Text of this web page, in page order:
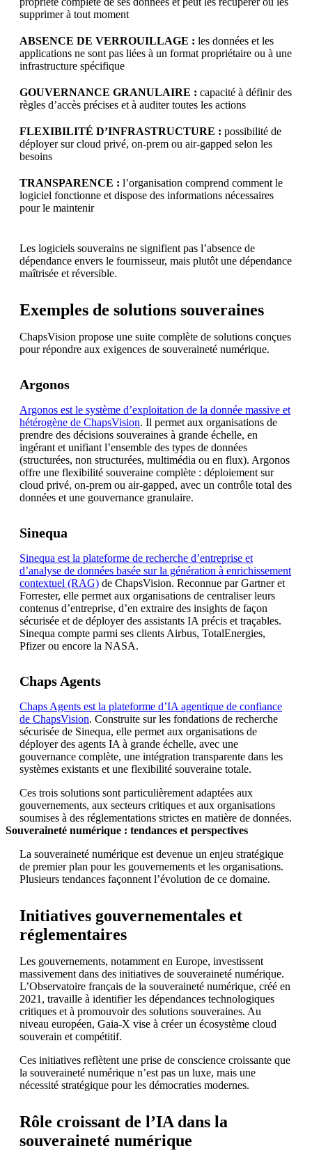
supprimer à tout moment
ABSENCE DE VERROUILLAGE : les données et les
applications ne sont pas liées à un format propriétaire ou à une
infrastructure spécifique
GOUVERNANCE GRANULAIRE : capacité à définir des
règles d’accès précises et à auditer toutes les actions
FLEXIBILITÉ D’INFRASTRUCTURE : possibilité de
déployer sur cloud privé, on-prem ou air-gapped selon les
besoins
TRANSPARENCE : l’organisation comprend comment le
logiciel fonctionne et dispose des informations nécessaires
pour le maintenir
Les logiciels souverains ne signifient pas l’absence de
dépendance envers le fournisseur, mais plutôt une dépendance
maîtrisée et réversible.
Exemples de solutions souveraines
ChapsVision propose une suite complète de solutions conçues
pour répondre aux exigences de souveraineté numérique.
Argonos
Argonos est le système d’exploitation de la donnée massive et
hétérogène de ChapsVision. Il permet aux organisations de
prendre des décisions souveraines à grande échelle, en
ingérant et unifiant l’ensemble des types de données
(structurées, non structurées, multimédia ou en flux). Argonos
offre une flexibilité souveraine complète : déploiement sur
cloud privé, on-prem ou air-gapped, avec un contrôle total des
données et une gouvernance granulaire.
Sinequa
Sinequa est la plateforme de recherche d’entreprise et
d’analyse de données basée sur la génération à enrichissement
contextuel (RAG) de ChapsVision. Reconnue par Gartner et
Forrester, elle permet aux organisations de centraliser leurs
contenus d’entreprise, d’en extraire des insights de façon
sécurisée et de déployer des assistants IA précis et traçables.
Sinequa compte parmi ses clients Airbus, TotalEnergies,
Pfizer ou encore la NASA.
Chaps Agents
Chaps Agents est la plateforme d’IA agentique de confiance
de ChapsVision. Construite sur les fondations de recherche
sécurisée de Sinequa, elle permet aux organisations de
déployer des agents IA à grande échelle, avec une
gouvernance complète, une intégration transparente dans les
systèmes existants et une flexibilité souveraine totale.
Ces trois solutions sont particulièrement adaptées aux
gouvernements, aux secteurs critiques et aux organisations
soumises à des réglementations strictes en matière de données.
Souveraineté numérique : tendances et perspectives
La souveraineté numérique est devenue un enjeu stratégique
de premier plan pour les gouvernements et les organisations.
Plusieurs tendances façonnent l’évolution de ce domaine.
Initiatives gouvernementales et
réglementaires
Les gouvernements, notamment en Europe, investissent
massivement dans des initiatives de souveraineté numérique.
L’Observatoire français de la souveraineté numérique, créé en
2021, travaille à identifier les dépendances technologiques
critiques et à promouvoir des solutions souveraines. Au
niveau européen, Gaia-X vise à créer un écosystème cloud
souverain et compétitif.
Ces initiatives reflètent une prise de conscience croissante que
la souveraineté numérique n’est pas un luxe, mais une
nécessité stratégique pour les démocraties modernes.
Rôle croissant de l’IA dans la
souveraineté numérique